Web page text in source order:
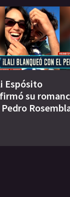
Espósito
su
Pedro